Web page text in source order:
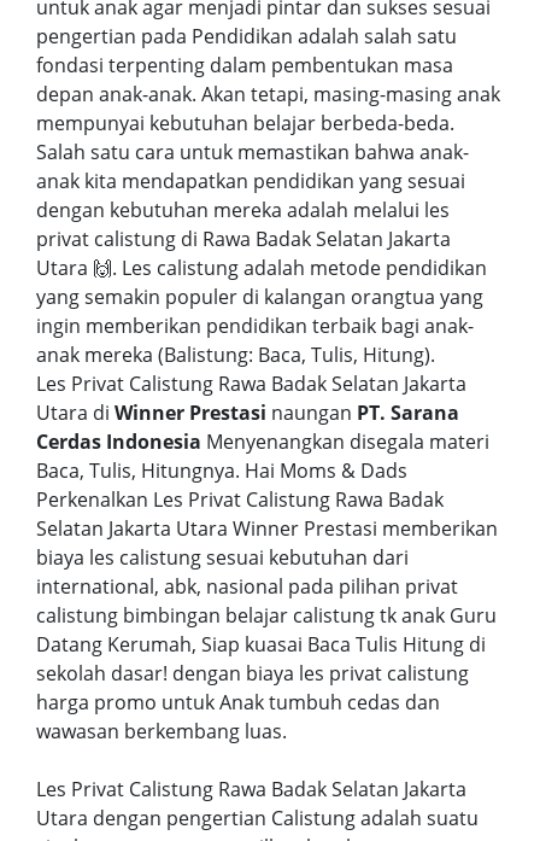
untuk anak agar menjadi pintar dan sukses sesuai
pengertian pada Pendidikan adalah salah satu
fondasi terpenting dalam pembentukan masa
depan anak-anak. Akan tetapi, masing-masing anak
mempunyai kebutuhan belajar berbeda-beda.
Salah satu cara untuk memastikan bahwa anak-
anak kita mendapatkan pendidikan yang sesuai
dengan kebutuhan mereka adalah melalui les
privat calistung di Rawa Badak Selatan Jakarta
Utara 🙌. Les calistung adalah metode pendidikan
yang semakin populer di kalangan orangtua yang
ingin memberikan pendidikan terbaik bagi anak-
anak mereka (Balistung: Baca, Tulis, Hitung).
Les Privat Calistung Rawa Badak Selatan Jakarta
Utara di Winner Prestasi naungan PT. Sarana
Cerdas Indonesia Menyenangkan disegala materi
Baca, Tulis, Hitungnya. Hai Moms & Dads
Perkenalkan Les Privat Calistung Rawa Badak
Selatan Jakarta Utara Winner Prestasi memberikan
biaya les calistung sesuai kebutuhan dari
international, abk, nasional pada pilihan privat
calistung bimbingan belajar calistung tk anak Guru
Datang Kerumah, Siap kuasai Baca Tulis Hitung di
sekolah dasar! dengan biaya les privat calistung
harga promo untuk Anak tumbuh cedas dan
wawasan berkembang luas.
Les Privat Calistung Rawa Badak Selatan Jakarta
Utara dengan pengertian Calistung adalah suatu